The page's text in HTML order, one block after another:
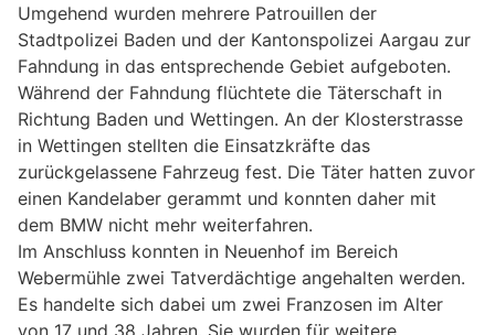
Umgehend wurden mehrere Patrouillen der
Stadtpolizei Baden und der Kantonspolizei Aargau zur
Fahndung in das entsprechende Gebiet aufgeboten.
Während der Fahndung flüchtete die Täterschaft in
Richtung Baden und Wettingen. An der Klosterstrasse
in Wettingen stellten die Einsatzkräfte das
zurückgelassene Fahrzeug fest. Die Täter hatten zuvor
einen Kandelaber gerammt und konnten daher mit
dem BMW nicht mehr weiterfahren.
Im Anschluss konnten in Neuenhof im Bereich
Webermühle zwei Tatverdächtige angehalten werden.
Es handelte sich dabei um zwei Franzosen im Alter